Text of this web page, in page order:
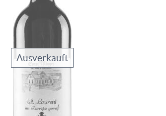
Ausverkauft